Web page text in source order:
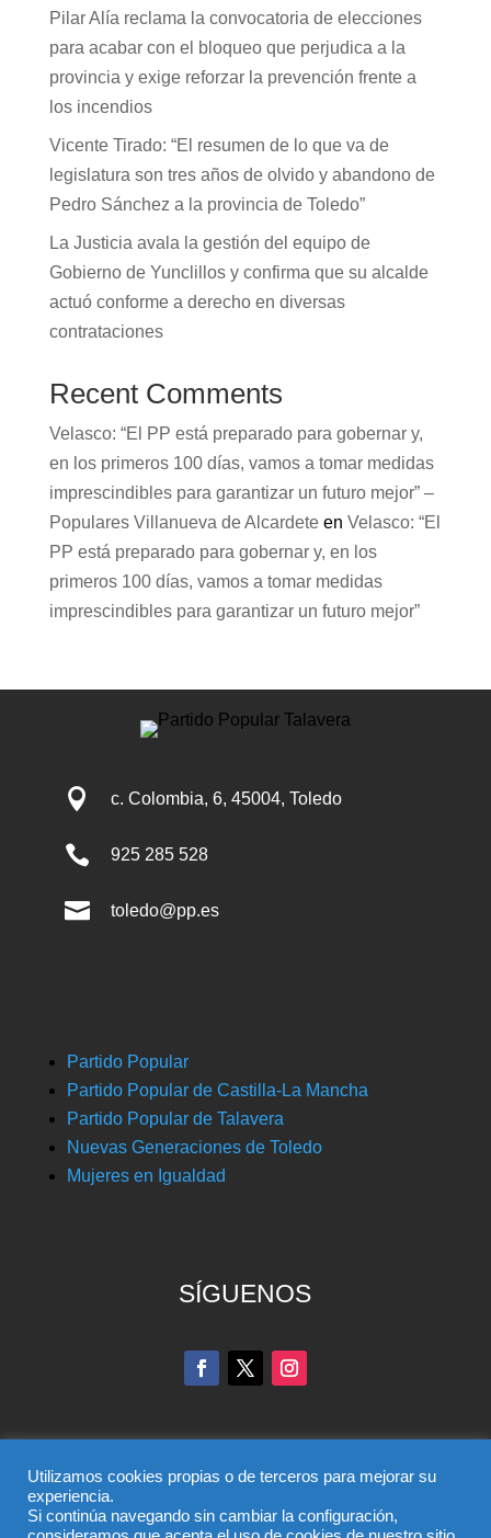
Pilar Alía reclama la convocatoria de elecciones
para acabar con el bloqueo que perjudica a la
provincia y exige reforzar la prevención frente a
los incendios
Vicente Tirado: “El resumen de lo que va de
legislatura son tres años de olvido y abandono de
Pedro Sánchez a la provincia de Toledo”
La Justicia avala la gestión del equipo de
Gobierno de Yunclillos y confirma que su alcalde
actuó conforme a derecho en diversas
contrataciones
Recent Comments
Velasco: “El PP está preparado para gobernar y,
en los primeros 100 días, vamos a tomar medidas
imprescindibles para garantizar un futuro mejor” –
Populares Villanueva de Alcardeteen Velasco: “El
PP está preparado para gobernar y, en los
primeros 100 días, vamos a tomar medidas
imprescindibles para garantizar un futuro mejor”
 c. Colombia, 6, 45004, Toledo
 925 285 528
 toledo@pp.es
Partido Popular
Partido Popular de Castilla-La Mancha
Partido Popular de Talavera
Nuevas Generaciones de Toledo
Mujeres en Igualdad
SÍGUENOS
© Partido Popular de Toledo – C/ Colombia, 6, 45004,
Utilizamos cookies propias o de terceros para mejorar su
experiencia.
Si continúa navegando sin cambiar la configuración,